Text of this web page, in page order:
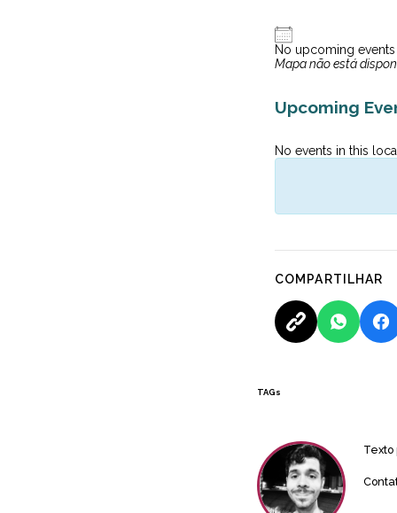
No upcoming events
Mapa não está
Upcoming
No events in this
COMPARTILHAR
TAGs
Texto